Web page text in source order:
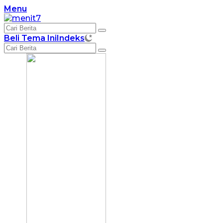
Langsung
ke
konten
Menu
Beli Tema IniIndeks